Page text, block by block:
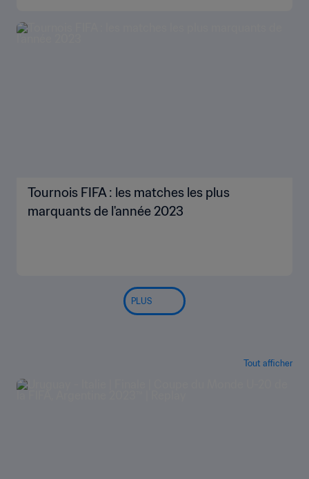
Tournois FIFA : les matches les plus
marquants de l'année 2023
PLUS
Tout afficher